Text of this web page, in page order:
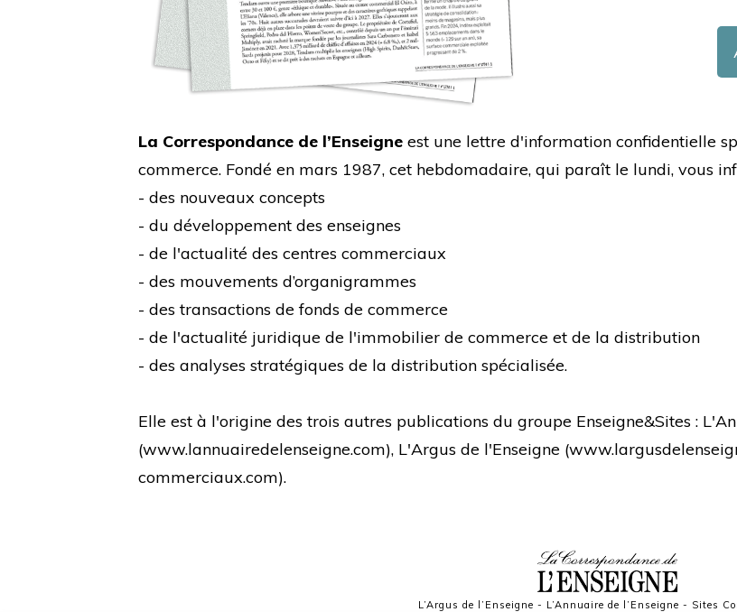
La Correspondance de l’Enseigne est une lettre d'information confidentielle
commerce. Fondé en mars 1987, cet hebdomadaire, qui paraît le lundi, vous
- des nouveaux concepts
- du développement des enseignes
- de l'actualité des centres commerciaux
- des mouvements d’organigrammes
- des transactions de fonds de commerce
- de l'actualité juridique de l'immobilier de commerce et de la distribution
- des analyses stratégiques de la distribution spécialisée.
Elle est à l'origine des trois autres publications du groupe Enseigne&Sites :
(www.lannuairedelenseigne.com), L'Argus de l'Enseigne (
commerciaux.com).
L’Argus de l’Enseigne - L’Annuaire de l’Enseigne - Sites